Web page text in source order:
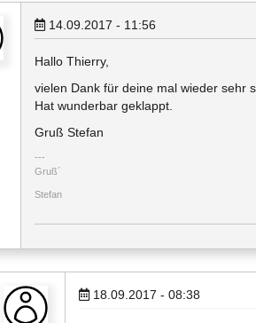
14.09.2017 - 11:56
Hallo Thierry,
vielen Dank für deine mal wieder sehr
Hat wunderbar geklappt.
Gruß Stefan
Gruß´
Stefan
18.09.2017 - 08:38